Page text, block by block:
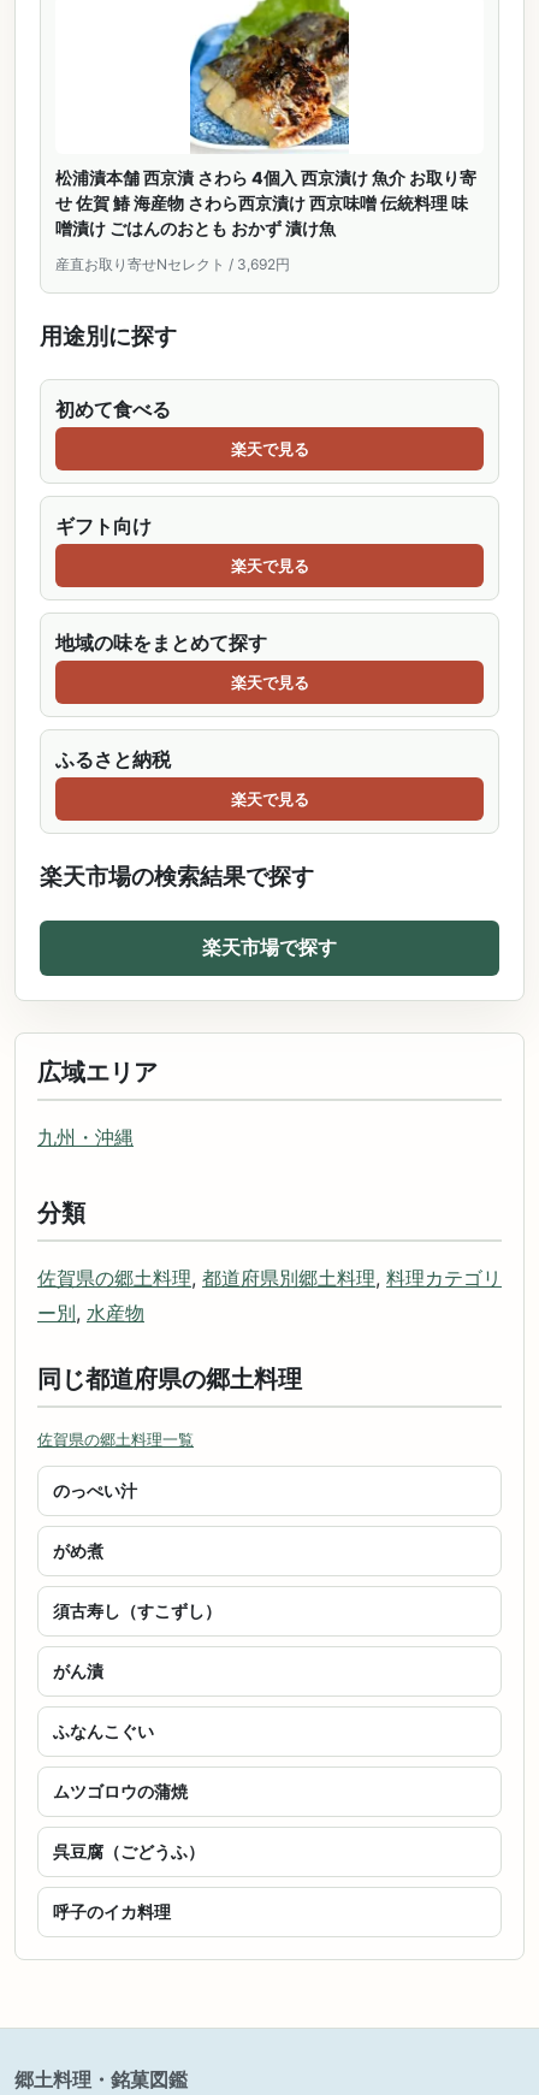
松浦漬本舗 西京漬 さわら 4個入 西京漬け 魚介 お取り寄
せ 佐賀 鰆 海産物 さわら西京漬け 西京味噌 伝統料理 味
噌漬け ごはんのおとも おかず 漬け魚
産直お取り寄せNセレクト / 3,692円
用途別に探す
初めて食べる
楽天で見る
ギフト向け
楽天で見る
地域の味をまとめて探す
楽天で見る
ふるさと納税
楽天で見る
楽天市場の検索結果で探す
楽天市場で探す
広域エリア
九州・沖縄
分類
佐賀県の郷土料理, 都道府県別郷土料理, 料理カテゴリ
ー別, 水産物
同じ都道府県の郷土料理
佐賀県の郷土料理一覧
のっぺい汁
がめ煮
須古寿し（すこずし）
がん漬
ふなんこぐい
ムツゴロウの蒲焼
呉豆腐（ごどうふ）
呼子のイカ料理
郷土料理・銘菓図鑑